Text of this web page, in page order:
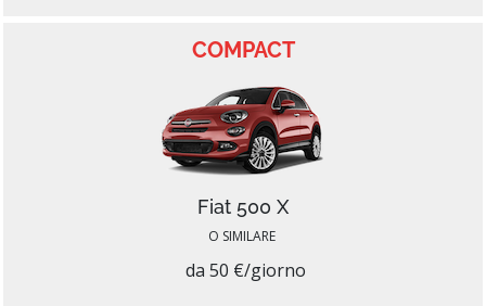
COMPACT
Fiat 500 X
O SIMILARE
da 50 €/giorno